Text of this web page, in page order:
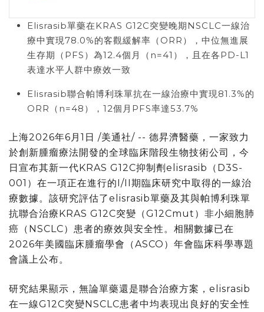
Elisrasib單藥在KRAS G12C突變晚期NSCLC一線治
療中實現78.0%的客觀緩解率（ORR），中位無進展
生存期（PFS）為12.4個月（n=41），且在各PD-L1
表達水平人群中療效一致
Elisrasib聯合帕博利珠單抗在一線治療中實現81.3%的
ORR（n=48），12個月PFS率達53.7%
上海2026年6月1日 /美通社/ -- 德昇濟醫藥，一家致力
於創新腫瘤療法開發的全球臨床階段生物技術公司，今
日宣布其新一代KRAS G12C抑制劑elisrasib（D3S-
001）在一項正在進行的I/II期臨床研究中取得的一線治
療數據。該研究評估了elisrasib單藥及其與帕博利珠單
抗聯合治療KRAS G12C突變（G12Cmut）非小細胞肺
癌（NSCLC）患者的療效與安全性。相關數據已在
2026年美國臨床腫瘤學會（ASCO）年會臨床科學專題
會議上公布。
研究結果顯示，無論單藥還是聯合治療方案，elisrasib
在一線G12C突變NSCLC患者中均表現出良好的安全性